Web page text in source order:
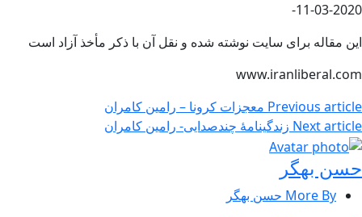
11-03-2020-
این مقاله برای سایت نوشته شده و نقل آن با ذکر مأخذ آزاد است
www.iranliberal.com
Previous article معجزات کرونا – رامین کامران
Next article زندگینامۀ چندصدایی- رامین کامران
حسن بهگر
More By حسن بهگر